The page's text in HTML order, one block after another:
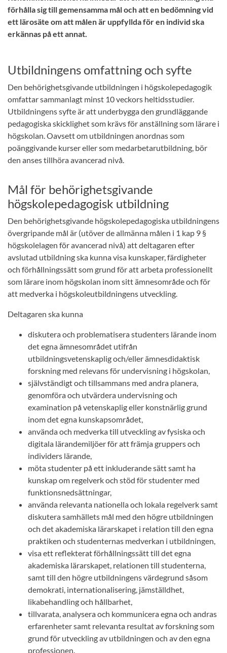
förhålla sig till gemensamma mål och att en bedömning vid
ett lärosäte om att målen är uppfyllda för en individ ska
erkännas på ett annat.
Utbildningens omfattning och syfte
Den behörighetsgivande utbildningen i högskolepedagogik
omfattar sammanlagt minst 10 veckors heltidsstudier.
Utbildningens syfte är att underbygga den grundläggande
pedagogiska skicklighet som krävs för anställning som lärare i
högskolan. Oavsett om utbildningen anordnas som
poänggivande kurser eller som medarbetarutbildning, bör
den anses tillhöra avancerad nivå.
Mål för behörighetsgivande
högskolepedagogisk utbildning
Den behörighetsgivande högskolepedagogiska utbildningens
övergripande mål är (utöver de allmänna målen i 1 kap 9 §
högskolelagen för avancerad nivå) att deltagaren efter
avslutad utbildning ska kunna visa kunskaper, färdigheter
och förhållningssätt som grund för att arbeta professionellt
som lärare inom högskolan inom sitt ämnesområde och för
att medverka i högskoleutbildningens utveckling.
Deltagaren ska kunna
diskutera och problematisera studenters lärande inom
det egna ämnesområdet utifrån
utbildningsvetenskaplig och/eller ämnesdidaktisk
forskning med relevans för undervisning i högskolan,
självständigt och tillsammans med andra planera,
genomföra och utvärdera undervisning och
examination på vetenskaplig eller konstnärlig grund
inom det egna kunskapsområdet,
använda och medverka till utveckling av fysiska och
digitala lärandemiljöer för att främja gruppers och
individers lärande,
möta studenter på ett inkluderande sätt samt ha
kunskap om regelverk och stöd för studenter med
funktionsnedsättningar,
använda relevanta nationella och lokala regelverk samt
diskutera samhällets mål med den högre utbildningen
och det akademiska lärarskapet i relation till den egna
praktiken och studenternas medverkan i utbildningen,
visa ett reflekterat förhållningssätt till det egna
akademiska lärarskapet, relationen till studenterna,
samt till den högre utbildningens värdegrund såsom
demokrati, internationalisering, jämställdhet,
likabehandling och hållbarhet,
tillvarata, analysera och kommunicera egna och andras
erfarenheter samt relevanta resultat av forskning som
grund för utveckling av utbildningen och av den egna
professionen.